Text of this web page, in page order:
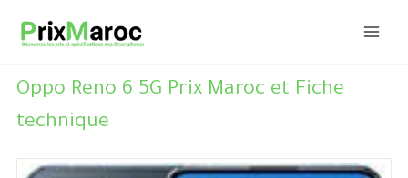
Oppo Reno 6 5G Prix Maroc et Fiche
technique